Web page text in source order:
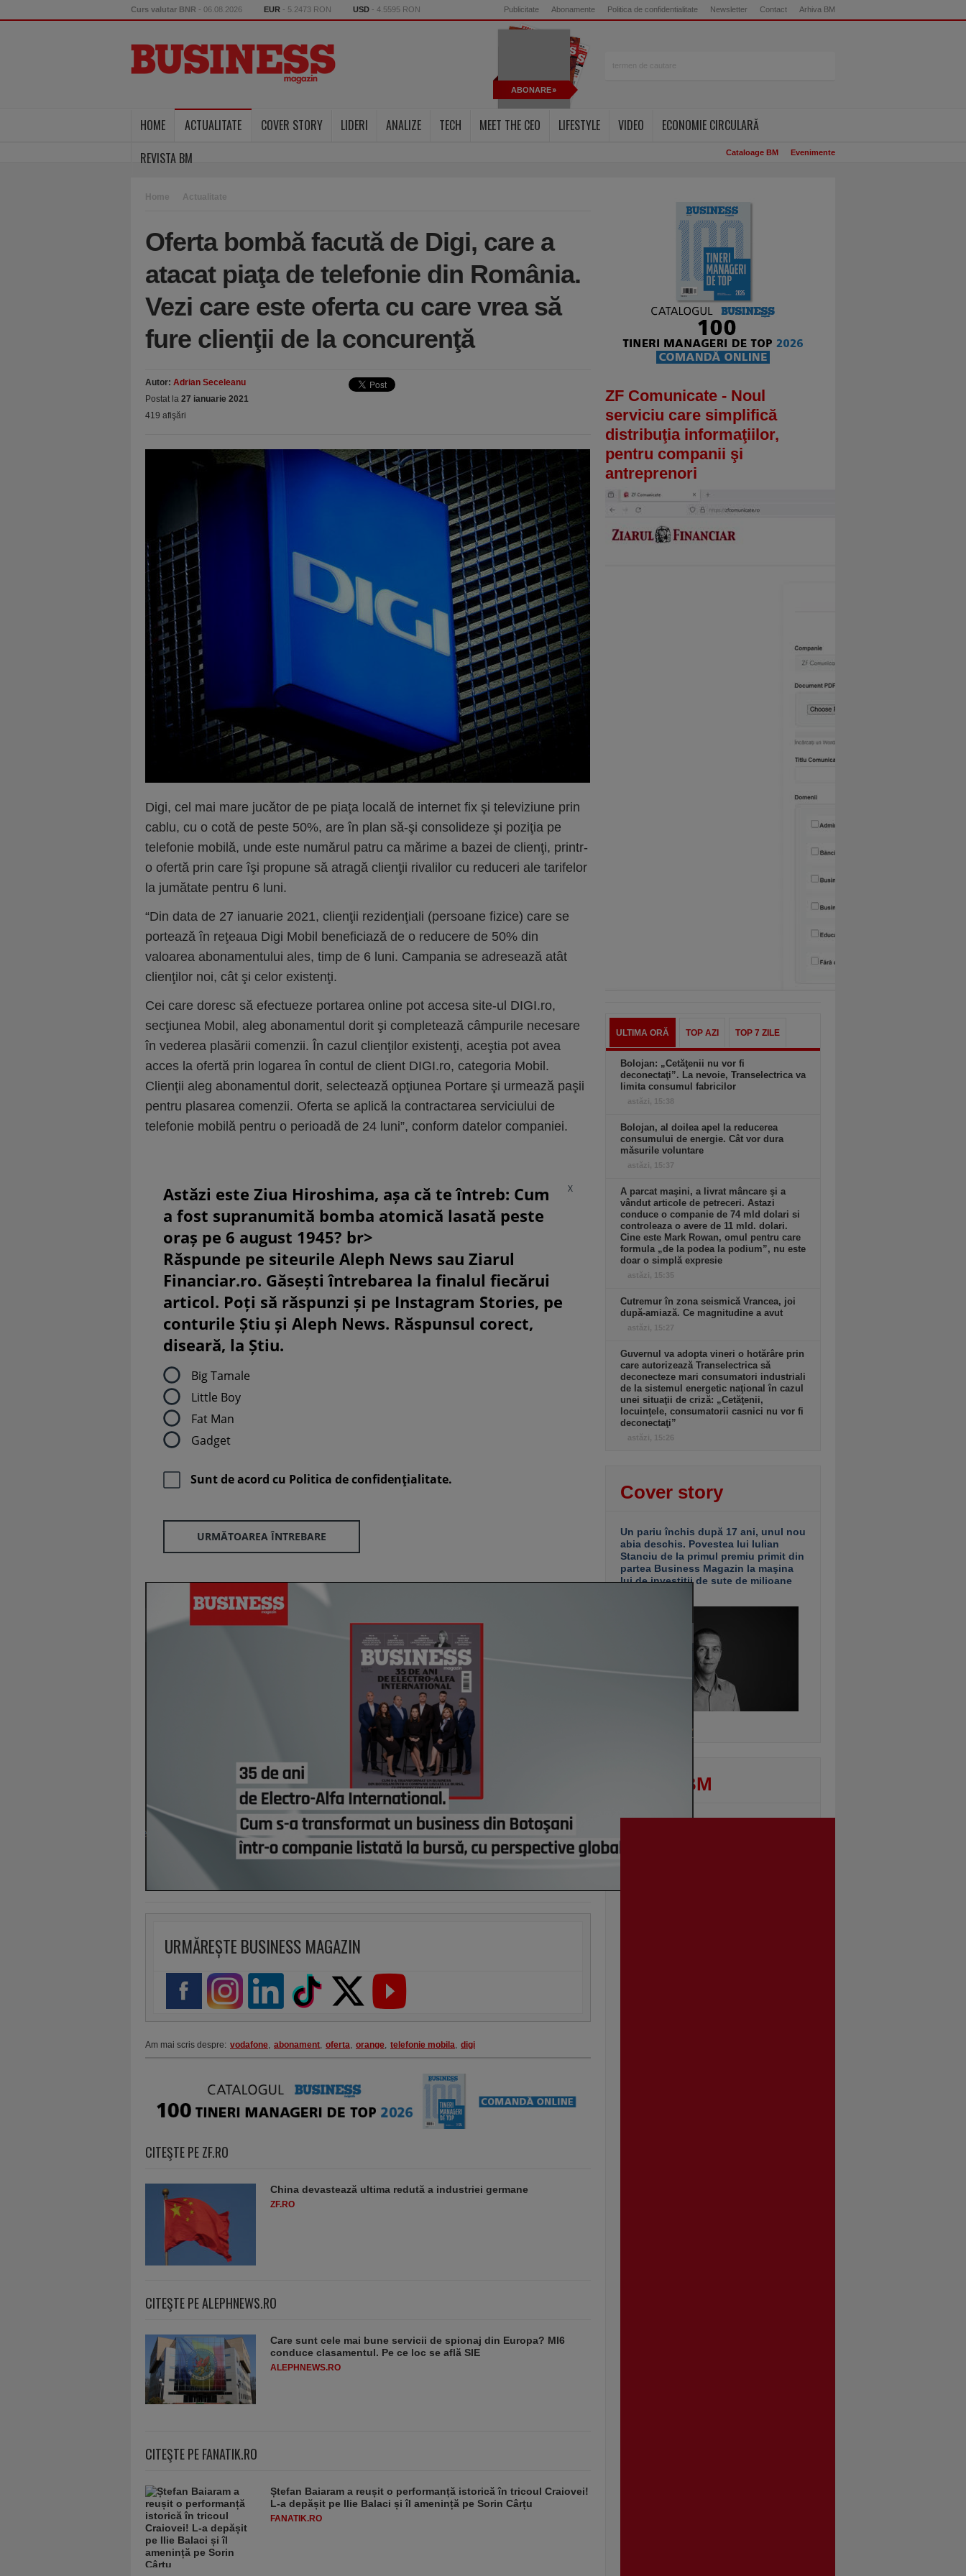
Curs valutar BNR - 06.08.2026 EUR - 5.2473 RON USD - 4.5595 RON Publicitate Abonamente Politica de confidentialitate Newsletter Contact Arhiva BM
ABONARE
HOME ACTUALITATE COVER STORY LIDERI ANALIZE TECH MEET THE CEO LIFESTYLE VIDEO
ECONOMIE CIRCULARĂ
REVISTA BM
Cataloage BM Evenimente
Home Actualitate
Oferta bombă facută de Digi, care a
atacat piaţa de telefonie din România.
Vezi care este oferta cu care vrea să
fure clienţii de la concurenţă
Autor: Adrian Seceleanu
Postat la 27 ianuarie 2021
419 afişări
Digi, cel mai mare jucător de pe piaţa locală de internet fix şi televiziune prin
cablu, cu o cotă de peste 50%, are în plan să-şi consolideze şi poziţia pe
telefonie mobilă, unde este numărul patru ca mărime a bazei de clienţi, printr-
o ofertă prin care îşi propune să atragă clienţii rivalilor cu reduceri ale tarifelor
la jumătate pentru 6 luni.
“Din data de 27 ianuarie 2021, clienţii rezidenţiali (persoane fizice) care se
portează în reţeaua Digi Mobil beneficiază de o reducere de 50% din
valoarea abonamentului ales, timp de 6 luni. Campania se adresează atât
clienţilor noi, cât şi celor existenţi.
Cei care doresc să efectueze portarea online pot accesa site-ul DIGI.ro,
secţiunea Mobil, aleg abonamentul dorit şi completează câmpurile necesare
în vederea plasării comenzii. În cazul clienţilor existenţi, aceştia pot avea
acces la ofertă prin logarea în contul de client DIGI.ro, categoria Mobil.
Clienţii aleg abonamentul dorit, selectează opţiunea Portare şi urmează paşii
pentru plasarea comenzii. Oferta se aplică la contractarea serviciului de
telefonie mobilă pentru o perioadă de 24 luni”, conform datelor companiei.
X
Astăzi este Ziua Hiroshima, așa că te întreb: Cum
a fost supranumită bomba atomică lasată peste
oraș pe 6 august 1945? br>
Răspunde pe siteurile Aleph News sau Ziarul
Financiar.ro. Găsești întrebarea la finalul fiecărui
articol. Poți să răspunzi și pe Instagram Stories, pe
conturile Știu și Aleph News. Răspunsul corect,
diseară, la Știu.
Big Tamale
Little Boy
Fat Man
Gadget
Sunt de acord cu Politica de confidenţialitate.
URMĂTOAREA ÎNTREBARE
URMĂREȘTE BUSINESS MAGAZIN
Am mai scris despre: vodafone, abonament, oferta, orange, telefonie mobila, digi
CITEŞTE PE ZF.RO
China devastează ultima redută a industriei germane
ZF.RO
CITEŞTE PE ALEPHNEWS.RO
Care sunt cele mai bune servicii de spionaj din Europa? MI6
conduce clasamentul. Pe ce loc se află SIE
ALEPHNEWS.RO
CITEŞTE PE FANATIK.RO
Ștefan Baiaram a reușit o performanță istorică în tricoul Craiovei!
L-a depășit pe Ilie Balaci și îl amenință pe Sorin Cârțu
FANATIK.RO
ZF Comunicate - Noul
serviciu care simplifică
distribuţia informaţiilor,
pentru companii şi
antreprenori
ULTIMA ORĂ TOP AZI TOP 7 ZILE
Bolojan: „Cetăţenii nu vor fi
deconectaţi”. La nevoie, Transelectrica va
limita consumul fabricilor
astăzi, 15:38
Bolojan, al doilea apel la reducerea
consumului de energie. Cât vor dura
măsurile voluntare
astăzi, 15:37
A parcat maşini, a livrat mâncare şi a
vândut articole de petreceri. Astazi
conduce o companie de 74 mld dolari si
controleaza o avere de 11 mld. dolari.
Cine este Mark Rowan, omul pentru care
formula „de la podea la podium”, nu este
doar o simplă expresie
astăzi, 15:35
Cutremur în zona seismică Vrancea, joi
după-amiază. Ce magnitudine a avut
astăzi, 15:27
Guvernul va adopta vineri o hotărâre prin
care autorizează Transelectrica să
deconecteze mari consumatori industriali
de la sistemul energetic naţional în cazul
unei situaţii de criză: „Cetăţenii,
locuinţele, consumatorii casnici nu vor fi
deconectaţi”
astăzi, 15:26
Cover story
Un pariu închis după 17 ani, unul nou
abia deschis. Povestea lui Iulian
Stanciu de la primul premiu primit din
partea Business Magazin la maşina
lui de investiţii de sute de milioane
VIDEO BM